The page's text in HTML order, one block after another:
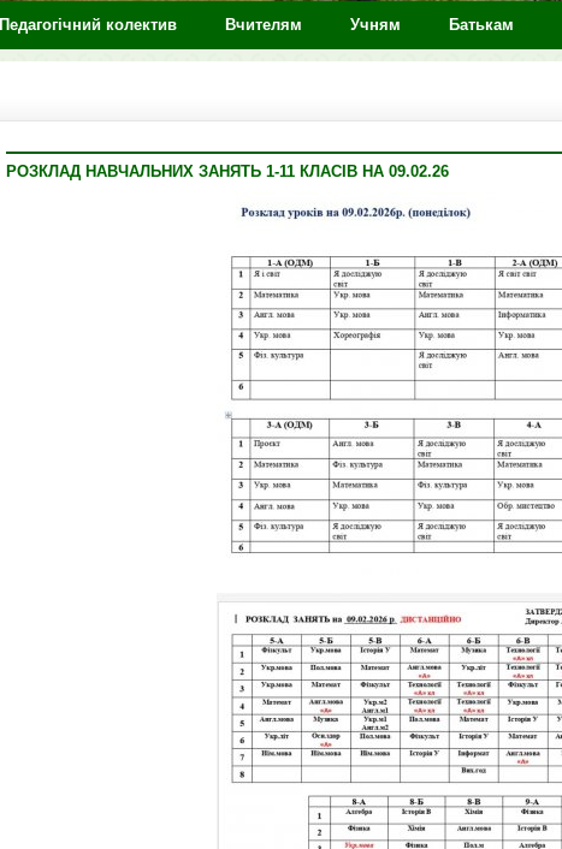
Педагогічний колектив Вчителям Учням Батькам
РОЗКЛАД НАВЧАЛЬНИХ ЗАНЯТЬ 1-11 КЛАСІВ НА 09.02.26